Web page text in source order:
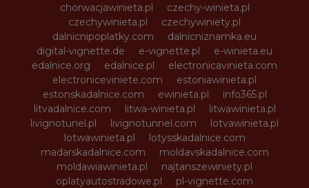
chorwacjawinieta.pl
czechy-winieta.pl
czechywinieta.pl
czechywiniety.pl
dalnicnipoplatky.com
dalnicniznamka.eu
digital-vignette.de
e-vignette.pl
e-winieta.eu
edalnice.org
edalnice.pl
electronicavinieta.com
electroniceviniete.com
estoniawinieta.pl
estonskadalnice.com
ewinieta.pl
info365.pl
litvadalnice.com
litwa-winieta.pl
litwawinieta.pl
livignotunel.pl
livignotunnel.com
lotvawinieta.pl
lotwawinieta.pl
lotysskadalnice.com
madarskadalnice.com
moldavskadalnice.com
moldawiawinieta.pl
najtanszewiniety.pl
oplatyautostradowe.pl
pl-vignette.com